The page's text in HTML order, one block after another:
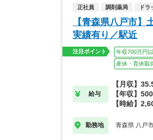
正社員 調剤薬局 ドラ
【青森県八戸市
実績有り／駅近
注目ポイント 年収700万円
産休・育休取
給与
【月収】
【年収】
【時給】
勤務地 青森県 八戸